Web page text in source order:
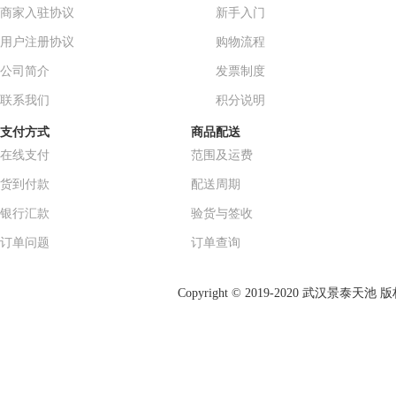
商家入驻协议
用户注册协议
公司简介
联系我们
新手入门
购物流程
发票制度
积分说明
支付方式
在线支付
货到付款
银行汇款
订单问题
商品配送
范围及运费
配送周期
验货与签收
订单查询
Copyright © 2019-2020 武汉景泰天池